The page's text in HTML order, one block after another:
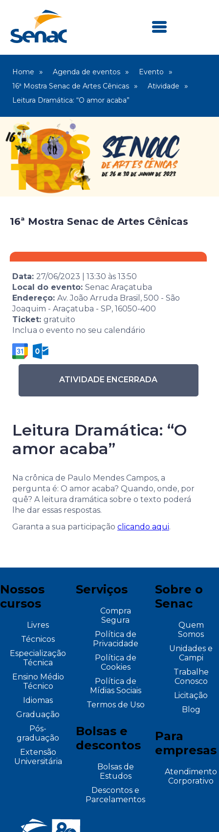
Home Agenda de eventos
Evento
16ª Mostra Senac de Artes Cênicas
Atividade
Leitura Dramática: “O amor acaba”
16ª Mostra Senac de Artes Cênicas
Data: 27/06/2023 13:30 às 13:50
Local do evento: Senac Araçatuba
Endereço: Av. João Arruda Brasil, 500 - São
Joaquim - Araçatuba - SP, 16050-400
Ticket: gratuito
Inclua o evento no seu calendário
ATIVIDADE ENCERRADA
Leitura Dramática: “O
amor acaba”
Na crônica de Paulo Mendes Campos, a
pergunta é: O amor acaba? Quando, onde, por
quê? A leitura dramática sobre o texto poderá
lhe dar essas respostas.
Garanta a sua participação clicando aqui.
Nossos
cursos
Livres
Técnicos
Especialização
Técnica
Ensino Médio
Técnico
Idiomas
Graduação
Pós-
graduação
Extensão
Universitária
Serviços
Compra
Segura
Política de
Privacidade
Política de
Cookies
Política de
Mídias Sociais
Termos de Uso
Bolsas e
descontos
Bolsas de
Estudos
Descontos e
Parcelamentos
Sobre o
Senac
Quem
Somos
Unidades e
Campi
Trabalhe
Conosco
Licitação
Blog
Para
empresas
Atendimento
Corporativo